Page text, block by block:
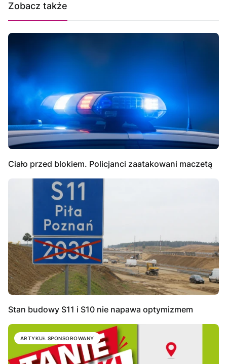
Zobacz także
Ciało przed blokiem. Policjanci zaatakowani maczetą
Stan budowy S11 i S10 nie napawa optymizmem
ARTYKUŁ SPONSOROWANY